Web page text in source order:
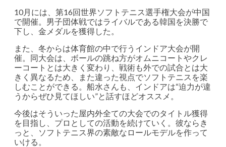
10月には、第16回世界ソフトテニス選手権大会が中国
で開催。男子団体戦ではライバルである韓国を決勝で
下し、金メダルを獲得した。
また、冬からは体育館の中で行うインドア大会が開
催。同大会は、ボールの跳ね方がオムニコートやクレ
ーコートとは大きく変わり、戦術も外での試合とは大
きく異なるため、また違った視点でソフトテニスを楽
しむことができる。船水さんも、インドアは“迫力が違
うからぜひ見てほしい”と話すほどオススメ。
今後はそういった屋内外全ての大会でのタイトル獲得
を目指し、プロとしての活動を続けていく。彼ならき
っと、ソフトテニス界の素敵なロールモデルを作って
いける。